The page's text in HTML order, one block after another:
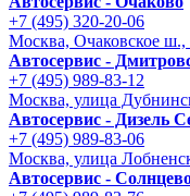
+7 (495) 320-20-06
Москва, Очаковское ш.,
Автосервис -
+7 (495) 989-83-12
Москва, улица
Автосервис - Дизель
+7 (495) 989-83-06
Москва, улица
Автосервис -